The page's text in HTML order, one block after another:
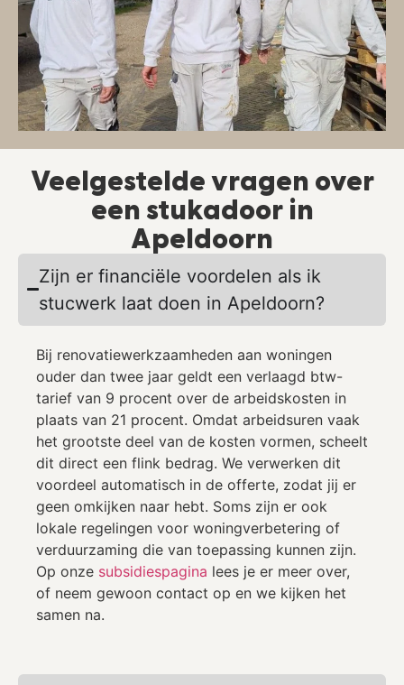
Veelgestelde vragen over
een stukadoor in
Apeldoorn
Zijn er financiële voordelen als ik
stucwerk laat doen in Apeldoorn?
Bij renovatiewerkzaamheden aan woningen
ouder dan twee jaar geldt een verlaagd btw-
tarief van 9 procent over de arbeidskosten in
plaats van 21 procent. Omdat arbeidsuren vaak
het grootste deel van de kosten vormen, scheelt
dit direct een flink bedrag. We verwerken dit
voordeel automatisch in de offerte, zodat jij er
geen omkijken naar hebt. Soms zijn er ook
lokale regelingen voor woningverbetering of
verduurzaming die van toepassing kunnen zijn.
Op onze subsidiespagina lees je er meer over,
of neem gewoon contact op en we kijken het
samen na.